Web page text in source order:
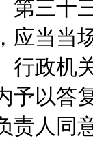
应当当
政机关
予以答
责人同